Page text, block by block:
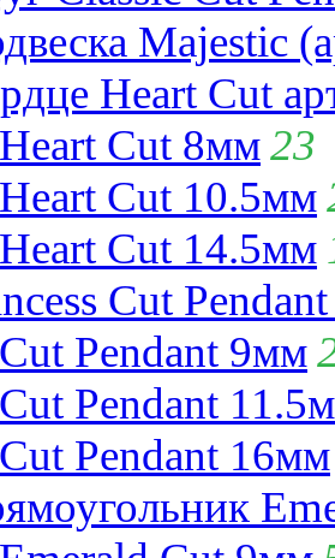
Majestic
Heart Cut
Heart Cut 8мм23
Heart Cut 10.5мм
Heart Cut 14.5мм
Cut
Cut Pendant 9мм
Cut Pendant
Cut Pendant 16мм